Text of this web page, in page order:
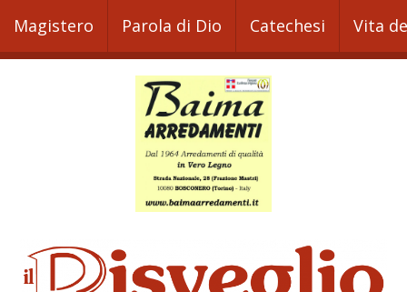
Magistero Parola di Dio Catechesi Vita